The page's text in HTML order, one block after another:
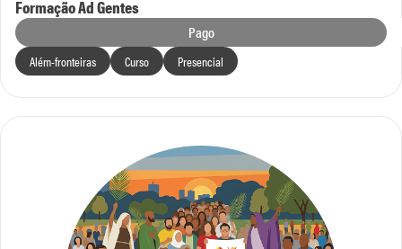
Formação Ad Gentes
Pago
Além-fronteiras Curso Presencial